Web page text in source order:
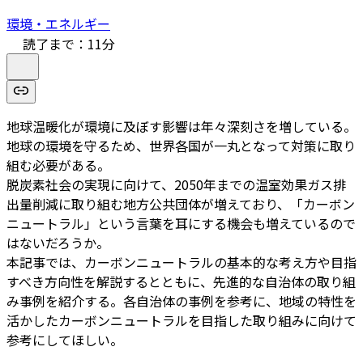
環境・エネルギー
読了まで： 11分
地球温暖化が環境に及ぼす影響は年々深刻さを増している。
地球の環境を守るため、世界各国が一丸となって対策に取り
組む必要がある。
脱炭素社会の実現に向けて、2050年までの温室効果ガス排
出量削減に取り組む地方公共団体が増えており、「カーボン
ニュートラル」という言葉を耳にする機会も増えているので
はないだろうか。
本記事では、カーボンニュートラルの基本的な考え方や目指
すべき方向性を解説するとともに、先進的な自治体の取り組
み事例を紹介する。各自治体の事例を参考に、地域の特性を
活かしたカーボンニュートラルを目指した取り組みに向けて
参考にしてほしい。